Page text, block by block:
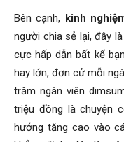
Bên cạnh, kinh
người chia sẻ lại, đây
cực hấp dẫn bất kể
hay lớn, đơn cử mỗi
trăm ngàn viên
triệu đồng là chuyện
hướng tăng cao vào